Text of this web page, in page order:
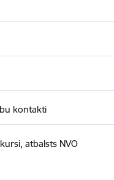
kontakti
atbalsts NVO